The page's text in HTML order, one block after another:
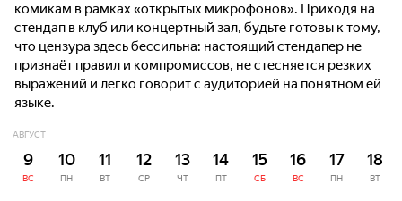
комикам в рамках «открытых микрофонов». Приходя на
стендап в клуб или концертный зал, будьте готовы к тому,
что цензура здесь бессильна: настоящий стендапер не
признаёт правил и компромиссов, не стесняется резких
выражений и легко говорит с аудиторией на понятном ей
языке.
АВГУСТ
9
ВС
10
ПН
11
ВТ
12
СР
13
ЧТ
14
ПТ
15
СБ
16
ВС
17
ПН
18
ВТ